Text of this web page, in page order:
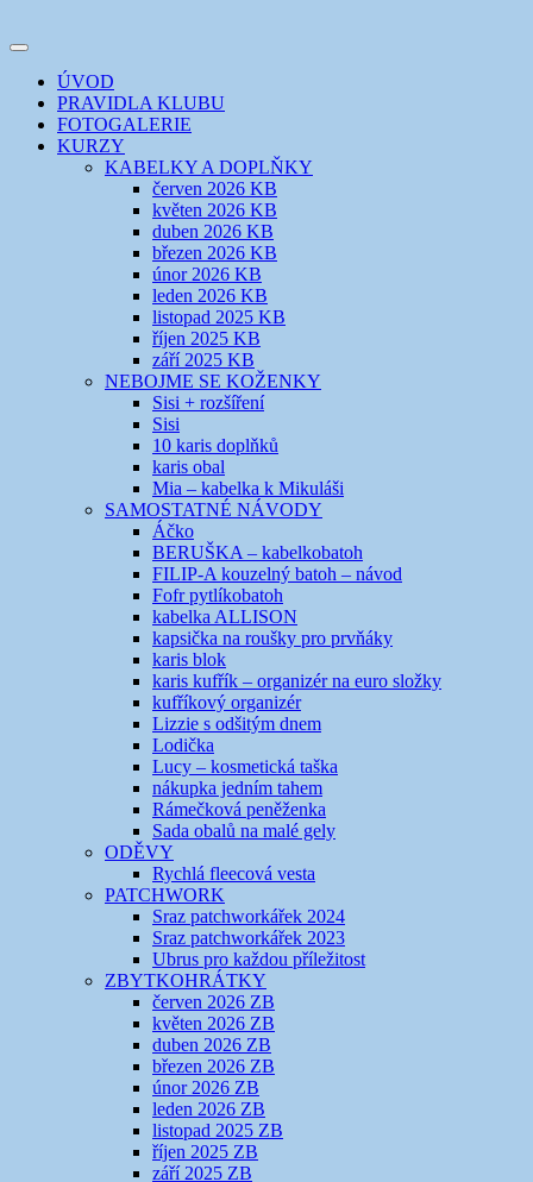
k
webuEVIKLUB
šicí klub
Toggle
navigation
ÚVOD
PRAVIDLA KLUBU
FOTOGALERIE
KURZY
KABELKY A DOPLŇKY
červen 2026 KB
květen 2026 KB
duben 2026 KB
březen 2026 KB
únor 2026 KB
leden 2026 KB
listopad 2025 KB
říjen 2025 KB
září 2025 KB
NEBOJME SE KOŽENKY
Sisi + rozšíření
Sisi
10 karis doplňků
karis obal
Mia – kabelka k Mikuláši
SAMOSTATNÉ NÁVODY
Áčko
BERUŠKA – kabelkobatoh
FILIP-A kouzelný batoh – návod
Fofr pytlíkobatoh
kabelka ALLISON
kapsička na roušky pro prvňáky
karis blok
karis kufřík – organizér na euro složky
kufříkový organizér
Lizzie s odšitým dnem
Lodička
Lucy – kosmetická taška
nákupka jedním tahem
Rámečková peněženka
Sada obalů na malé gely
ODĚVY
Rychlá fleecová vesta
PATCHWORK
Sraz patchworkářek 2024
Sraz patchworkářek 2023
Ubrus pro každou příležitost
ZBYTKOHRÁTKY
červen 2026 ZB
květen 2026 ZB
duben 2026 ZB
březen 2026 ZB
únor 2026 ZB
leden 2026 ZB
listopad 2025 ZB
říjen 2025 ZB
září 2025 ZB